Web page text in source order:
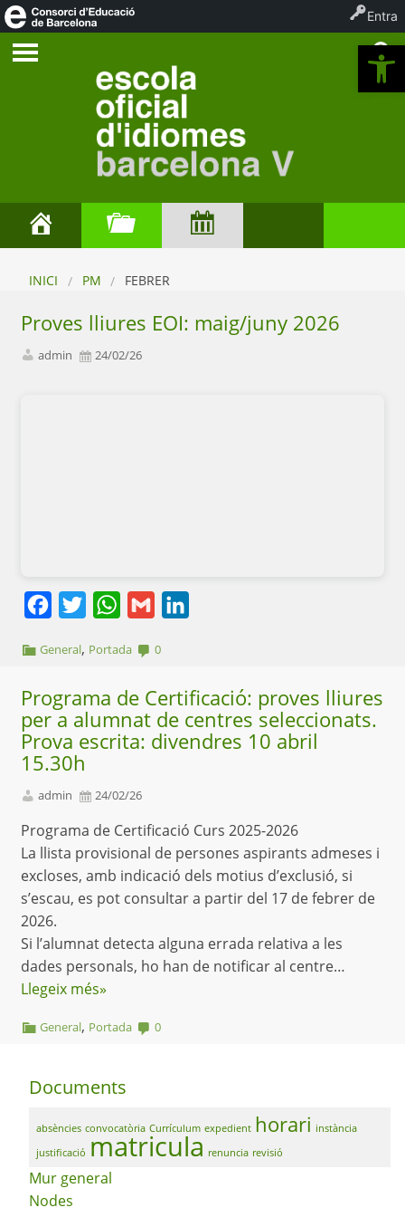
INICI PM FEBRER
Proves lliures EOI: maig/juny 2026
admin 24/02/26
FacebookTwitterWhatsApp
Gmail
General, Portada 0
Programa de Certificació: proves lliures
per a alumnat de centres seleccionats.
Prova escrita: divendres 10 abril
15.30h
admin 24/02/26
Programa de Certificació Curs 2025-2026
La llista provisional de persones aspirants admeses i
excloses, amb indicació dels motius d’exclusió, si
s’escau, es pot consultar a partir del 17 de febrer de
2026.
Si l’alumnat detecta alguna errada relativa a les
dades personals, ho han de notificar al centre…
Llegeix més»
General, Portada 0
Documents
absències convocatòria Currículum expedient horari instància
justificació matricula renuncia revisió
Mur general
Nodes
Entra